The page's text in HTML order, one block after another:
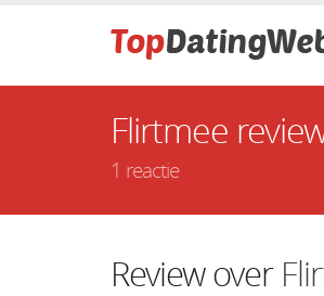
Flirtmee
1 reactie
Review over